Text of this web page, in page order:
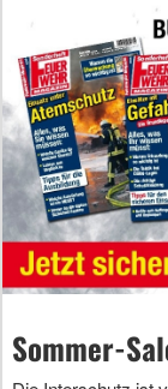
Sommer-